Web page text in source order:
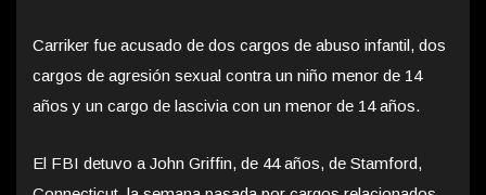
Carriker fue acusado de dos cargos de abuso infantil, dos
cargos de agresión sexual contra un niño menor de 14
años y un cargo de lascivia con un menor de 14 años.
El FBI detuvo a John Griffin, de 44 años, de Stamford,